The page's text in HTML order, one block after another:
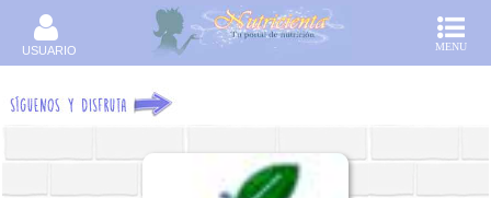
USUARIO MENU